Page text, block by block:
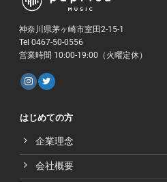
神奈川県茅ヶ崎市室田2-15-1
Tel 0467-50-0556
営業時間 10:00-19:00（火曜定休）
はじめての方
企業理念
会社概要